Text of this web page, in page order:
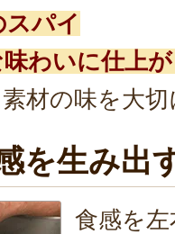
パイ
わいに仕上
材の味を大
を生み出
食感を